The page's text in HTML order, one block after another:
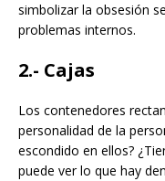
simbolizar la obsesión
problemas internos.
2.- Cajas
Los contenedores
personalidad de la
escondido en ellos?
puede ver lo que hay